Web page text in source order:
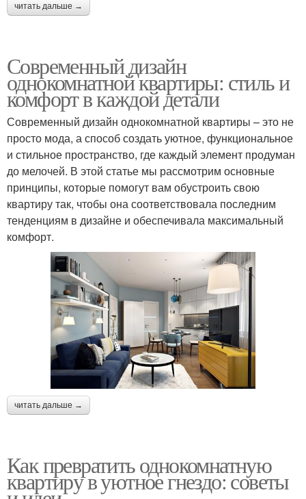
читать дальше →
Современный дизайн
однокомнатной квартиры: стиль и
комфорт в каждой детали
Современный дизайн однокомнатной квартиры – это не
просто мода, а способ создать уютное, функциональное
и стильное пространство, где каждый элемент продуман
до мелочей. В этой статье мы рассмотрим основные
принципы, которые помогут вам обустроить свою
квартиру так, чтобы она соответствовала последним
тенденциям в дизайне и обеспечивала максимальный
комфорт.
читать дальше →
Как превратить однокомнатную
квартиру в уютное гнездо: советы